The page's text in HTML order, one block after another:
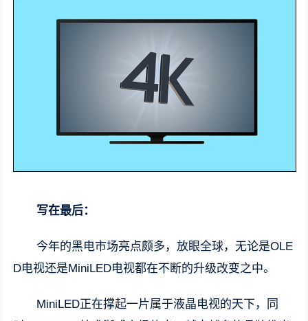
写在最后：
今年的黑电市场亮点颇多，放眼全球，无论是OLE
D电视还是MiniLED电视都在不断的升级改变之中。
MiniLED正在撑起一片属于液晶电视的天下，同